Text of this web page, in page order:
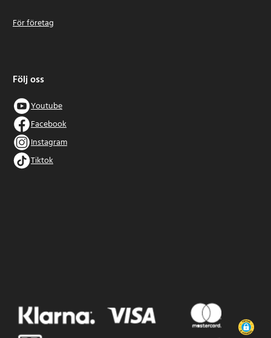
För företag
Följ oss
Youtube
Facebook
Instagram
Tiktok